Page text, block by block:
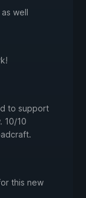
well
to support
10/10
this new